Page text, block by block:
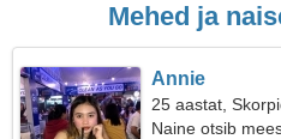
Mehed ja
Annie
25 aastat,
Naine otsib